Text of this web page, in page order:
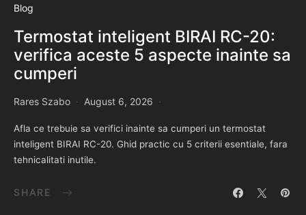
Blog
Termostat inteligent BIRAI RC-20:
verifica aceste 5 aspecte inainte sa
cumperi
Rares Szabo August 6, 2026
Afla ce trebuie sa verifici inainte sa cumperi un termostat
inteligent BIRAI RC-20. Ghid practic cu 5 criterii esentiale, fara
tehnicalitati inutile.
SHARE